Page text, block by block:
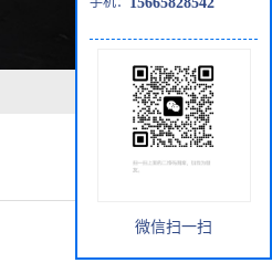
微信扫一扫